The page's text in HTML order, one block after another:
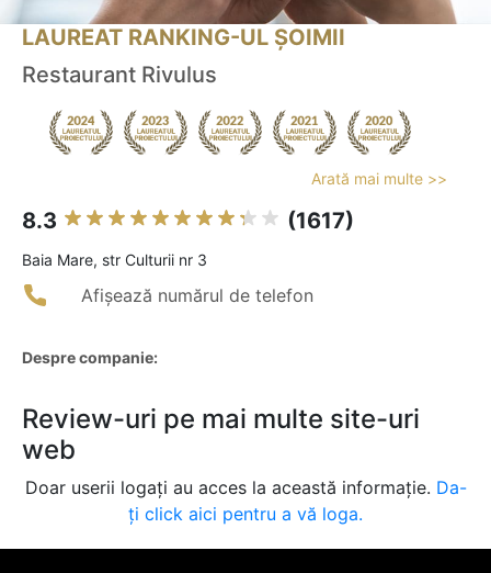
LAUREAT RANKING-UL ȘOIMII
Restaurant Rivulus
Arată mai multe >>
8.3 (1617)
Baia Mare, str Culturii nr 3
Afișează numărul de telefon
Despre companie:
Review-uri pe mai multe site-uri
web
Doar userii logați au acces la această informație. Da-
ți click aici pentru a vă loga.